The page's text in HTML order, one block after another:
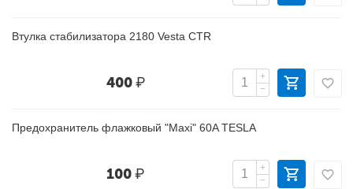
Втулка стабилизатора 2180 Vesta CTR
400₽
+
−
Предохранитель флажковый "Maxi" 60A TESLA
100₽
+
−